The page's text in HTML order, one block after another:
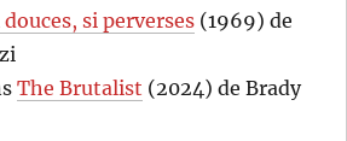
douces, si perverses (1969) de
The Brutalist (2024) de Brady